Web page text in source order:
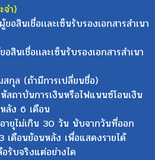
จำ)
สินเชื่อเเละเซ็นรับรองเอกสารสำเนา
นเชื่อเเละเซ็นรับรองเอกสารสำเนา
กุล (ถ้ามีการเปลี่ยนชื่อ)
สถาบันการเงินหรือไฟแนนซ์โอนเงิน
ลัง 6 เดือน
ายุไม่เกิน 30 วัน นับจากวันที่ออก
เดือนย้อนหลัง เพื่อแสดงรายได้
รับจริงแต่อย่างได